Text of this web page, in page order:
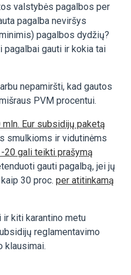
valstybės pagalbos per
pagalba neviršys
pagalbos dydžių?
pagalbai gauti ir kokia tai
nepamiršti, kad gautos
PVM procentui.
Eur subsidijų paketą
smulkioms ir vidutinėms
20 gali teikti prašymą
gauti pagalbą, jei jų
30 proc. per atitinkamą
ir kiti karantino metu
reglamentavimo
klausimai.